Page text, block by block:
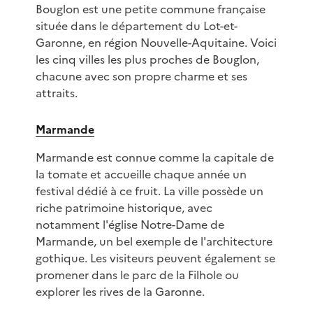
Bouglon est une petite commune française
située dans le département du Lot-et-
Garonne, en région Nouvelle-Aquitaine. Voici
les cinq villes les plus proches de Bouglon,
chacune avec son propre charme et ses
attraits.
Marmande
Marmande est connue comme la capitale de
la tomate et accueille chaque année un
festival dédié à ce fruit. La ville possède un
riche patrimoine historique, avec
notamment l'église Notre-Dame de
Marmande, un bel exemple de l'architecture
gothique. Les visiteurs peuvent également se
promener dans le parc de la Filhole ou
explorer les rives de la Garonne.